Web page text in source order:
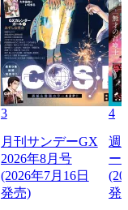
3
月刊サンデーGX
2026年8月号
(2026年7月16日
発売)
4
週
ー
発